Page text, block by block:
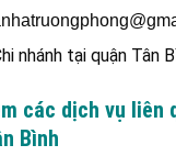
nhánh tại quận Tân
các dịch vụ liên
Bình